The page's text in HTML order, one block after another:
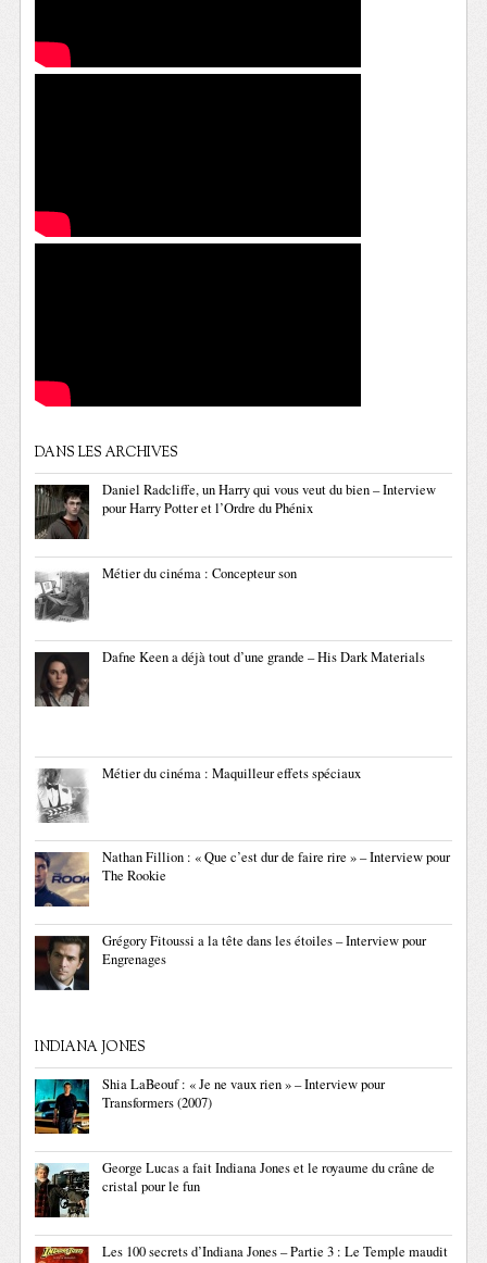
DANS LES ARCHIVES
Daniel Radcliffe, un Harry qui vous veut du bien – Interview
pour Harry Potter et l’Ordre du Phénix
Métier du cinéma : Concepteur son
Dafne Keen a déjà tout d’une grande – His Dark Materials
Métier du cinéma : Maquilleur effets spéciaux
Nathan Fillion : « Que c’est dur de faire rire » – Interview pour
The Rookie
Grégory Fitoussi a la tête dans les étoiles – Interview pour
Engrenages
INDIANA JONES
Shia LaBeouf : « Je ne vaux rien » – Interview pour
Transformers (2007)
George Lucas a fait Indiana Jones et le royaume du crâne de
cristal pour le fun
Les 100 secrets d’Indiana Jones – Partie 3 : Le Temple maudit